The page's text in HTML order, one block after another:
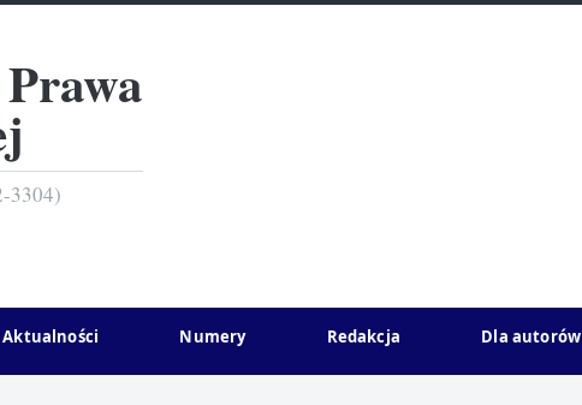
3304)
Aktualności Numery Redakcja Dla autorów